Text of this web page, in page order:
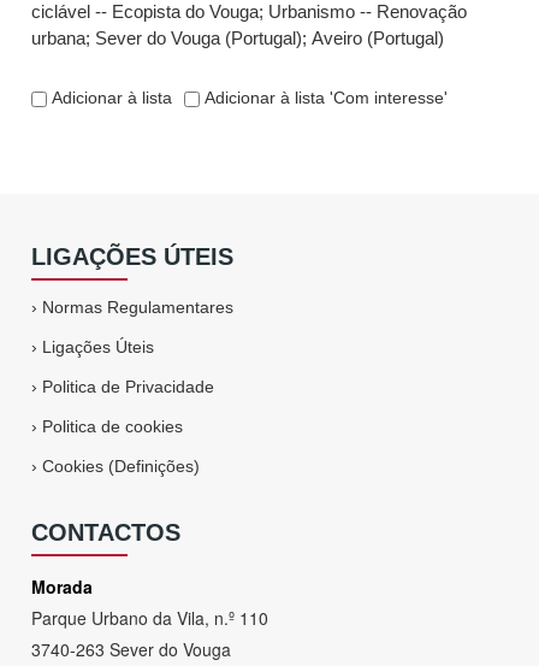
ciclável -- Ecopista do Vouga; Urbanismo -- Renovação
urbana; Sever do Vouga (Portugal);Aveiro (Portugal)
Adicionar à lista Adicionar à lista 'Com interesse'
LIGAÇÕES ÚTEIS
› Normas Regulamentares
› Ligações Úteis
› Politica de Privacidade
› Politica de cookies
›Cookies (Definições)
CONTACTOS
Morada
Parque Urbano da Vila, n.º 110
3740-263 Sever do Vouga